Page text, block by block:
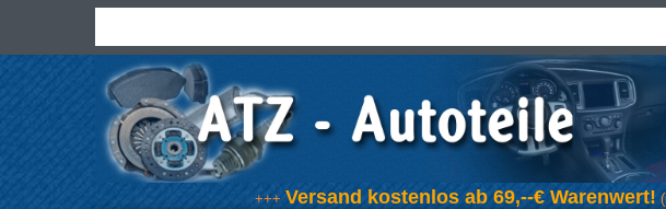
+++Versand kostenlos ab 69,--€